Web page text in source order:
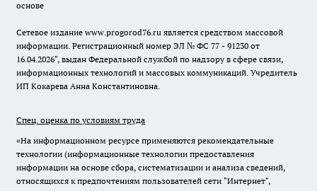
основе
Сетевое издание www.progorod76.ru является средством массовой
информации. Регистрационный номер ЭЛ № ФС 77 - 91230 от
16.04.2026", выдан Федеральной службой по надзору в сфере связи,
информационных технологий и массовых коммуникаций. Учредитель
ИП Кокарева Анна Константиновна.
Спец. оценка по условиям труда
«На информационном ресурсе применяются рекомендательные
технологии (информационные технологии предоставления
информации на основе сбора, систематизации и анализа сведений,
относящихся к предпочтениям пользователей сети "Интернет",